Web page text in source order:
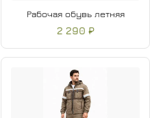
Рабочая обувь летняя
2 290 ₽